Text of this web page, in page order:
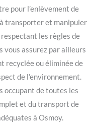
pour l’enlèvement de
transporter et manipuler
les règles de
vous assurez par ailleurs
recyclée ou éliminée de
de l’environnement.
occupant de toutes les
et du transport de
à Osmoy.